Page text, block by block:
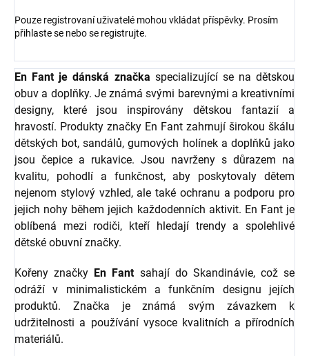
Pouze registrovaní uživatelé mohou vkládat příspěvky. Prosím
přihlaste se nebo se registrujte.
En Fant je dánská značka specializující se na dětskou
obuv a doplňky. Je známá svými barevnými a kreativními
designy, které jsou inspirovány dětskou fantazií a
hravostí. Produkty značky En Fant zahrnují širokou škálu
dětských bot, sandálů, gumových holínek a doplňků jako
jsou čepice a rukavice. Jsou navrženy s důrazem na
kvalitu, pohodlí a funkčnost, aby poskytovaly dětem
nejenom stylový vzhled, ale také ochranu a podporu pro
jejich nohy během jejich každodenních aktivit. En Fant je
oblíbená mezi rodiči, kteří hledají trendy a spolehlivé
dětské obuvní značky.
Kořeny značky En Fantsahají do Skandinávie, což se
odráží v minimalistickém a funkčním designu jejích
produktů. Značka je známá svým závazkem k
udržitelnosti a používání vysoce kvalitních a přírodních
materiálů.